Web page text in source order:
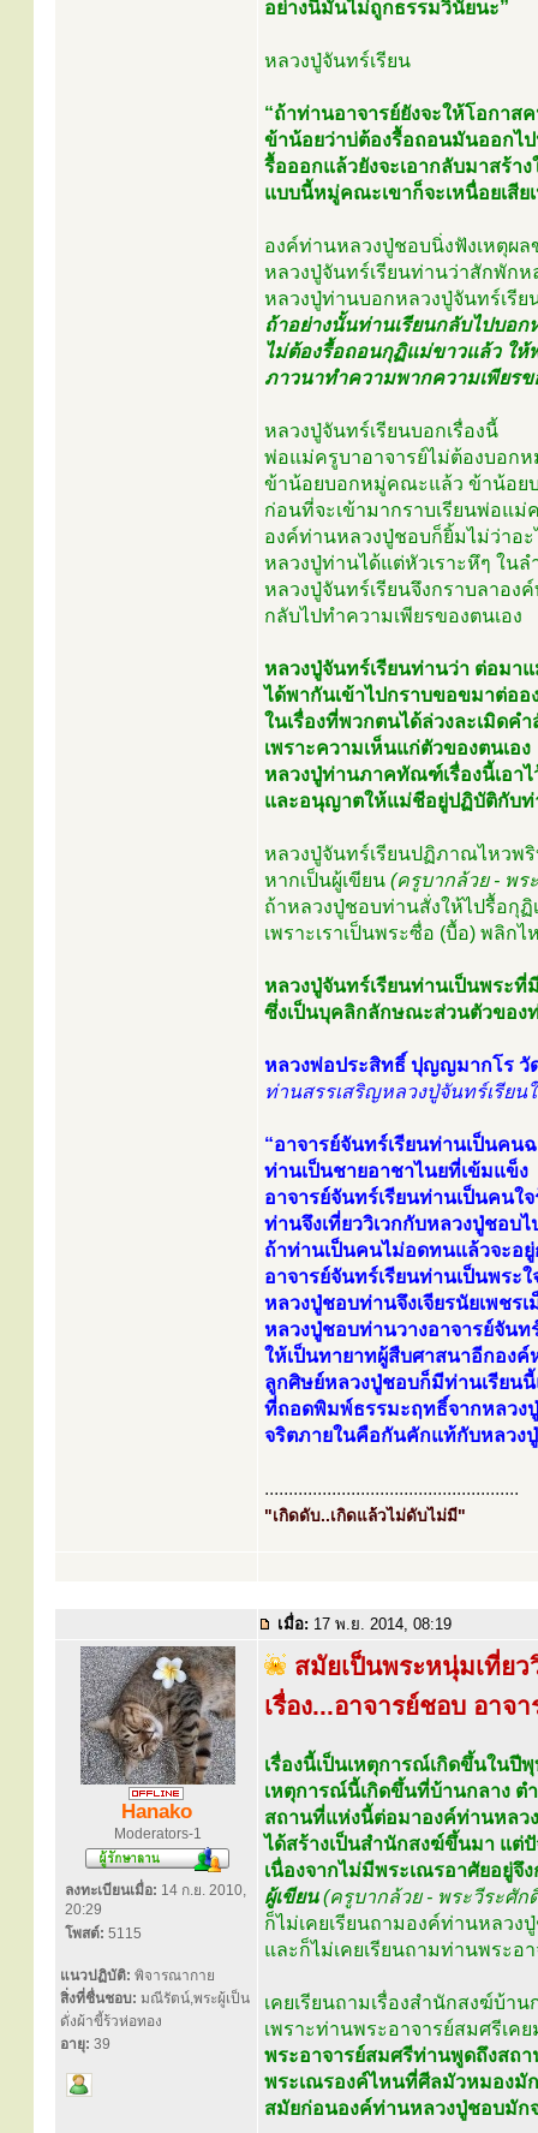
อย่างนี้มันไม่ถูกธรรมวินัยนะ”
หลวงปู่จันทร์เรียน
“ถ้าท่านอาจารย์ยังจะให้โอกา
ข้าน้อยว่าบ่ต้องรื้อถอนมันออกไป
รื้อออกแล้วยังจะเอากลับมาสร้า
แบบนี้หมู่คณะเขาก็จะเหนื่อยเสีย
องค์ท่านหลวงปู่ชอบนิ่งฟังเหตุผล
หลวงปู่จันทร์เรียนท่านว่าสักพัก
หลวงปู่ท่านบอกหลวงปู่จันทร์เรีย
ถ้าอย่างนั้นท่านเรียนกลับไปบอ
ไม่ต้องรื้อถอนกุฏิแม่ขาวแล้ว ให้
ภาวนาทำความพากความเพียร
หลวงปู่จันทร์เรียนบอกเรื่องนี้
พ่อแม่ครูบาอาจารย์ไม่ต้องบอก
ข้าน้อยบอกหมู่คณะแล้ว ข้าน้อย
ก่อนที่จะเข้ามากราบเรียนพ่อแ
องค์ท่านหลวงปู่ชอบก็ยิ้มไม่ว่าอะ
หลวงปู่ท่านได้แต่หัวเราะหึๆ ในล
หลวงปู่จันทร์เรียนจึงกราบลาอง
กลับไปทำความเพียรของตนเอง
หลวงปู่จันทร์เรียนท่านว่า ต่อมา
ได้พากันเข้าไปกราบขอขมาต่อ
ในเรื่องที่พวกตนได้ล่วงละเมิดค
เพราะความเห็นแก่ตัวของตนเอง
หลวงปู่ท่านภาคทัณฑ์เรื่องนี้เอาไ
และอนุญาตให้แม่ชีอยู่ปฏิบัติกับท่
หลวงปู่จันทร์เรียนปฏิภาณไหวพ
หากเป็นผู้เขียน (ครูบากล้วย - พร
ถ้าหลวงปู่ชอบท่านสั่งให้ไปรื้อกุ
เพราะเราเป็นพระซื่อ (บื้อ) พลิก
หลวงปู่จันทร์เรียนท่านเป็นพระ
ซึ่งเป็นบุคลิกลักษณะส่วนตัวของ
หลวงพ่อประสิทธิ์ ปุญญมากโร วั
ท่านสรรเสริญหลวงปู่จันทร์เรียน
“อาจารย์จันทร์เรียนท่านเป็นคน
ท่านเป็นชายอาชาไนยที่เข้มแข็ง
อาจารย์จันทร์เรียนท่านเป็นคนใ
ท่านจึงเที่ยววิเวกกับหลวงปู่ชอบ
ถ้าท่านเป็นคนไม่อดทนแล้วจะอ
อาจารย์จันทร์เรียนท่านเป็นพระใ
หลวงปู่ชอบท่านจึงเจียรนัยเพชร
หลวงปู่ชอบท่านวางอาจารย์จันท
ให้เป็นทายาทผู้สืบศาสนาอีกอง
ลูกศิษย์หลวงปู่ชอบก็มีท่านเรียน
ที่ถอดพิมพ์ธรรมะฤทธิ์จากหลวง
จริตภายในคือกันคักแท้กับหลวง
.....................................................
"เกิดดับ..เกิดแล้วไม่ดับไม่มี"
เมื่อ: 17 พ.ย. 2014, 08:19
Hanako
Moderators-1
ลงทะเบียนเมื่อ: 14 ก.ย. 2010,
20:29
โพสต์: 5115
แนวปฏิบัติ: พิจารณากาย
สิ่งที่ชื่นชอบ: มณีรัตน์,พระผู้เป็น
ดั่งผ้าขี้ร้วห่อทอง
อายุ: 39
สมัยเป็นพระหนุ่มเที่ย
เรื่อง...อาจารย์ชอบ อาจา
เรื่องนี้เป็นเหตุการณ์เกิดขึ้นในปี
เหตุการณ์นี้เกิดขึ้นที่บ้านกลาง ต
สถานที่แห่งนี้ต่อมาองค์ท่านหลว
ได้สร้างเป็นสำนักสงฆ์ขึ้นมา แต่
เนื่องจากไม่มีพระเณรอาศัยอยู่จึ
ผู้เขียน(ครูบากล้วย - พระวีระศัก
ก็ไม่เคยเรียนถามองค์ท่านหลวง
และก็ไม่เคยเรียนถามท่านพระอ
เคยเรียนถามเรื่องสำนักสงฆ์บ้า
เพราะท่านพระอาจารย์สมศรีเ
พระอาจารย์สมศรีท่านพูดถึงสถ
พระเณรองค์ไหนที่ศีลมัวหมองมัก
สมัยก่อนองค์ท่านหลวงปู่ชอบมัก